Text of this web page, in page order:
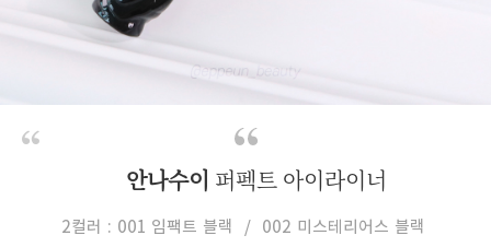
안나수이 퍼펙트 아이라이너
2컬러 : 001 임팩트 블랙 / 002 미스테리어스 블랙